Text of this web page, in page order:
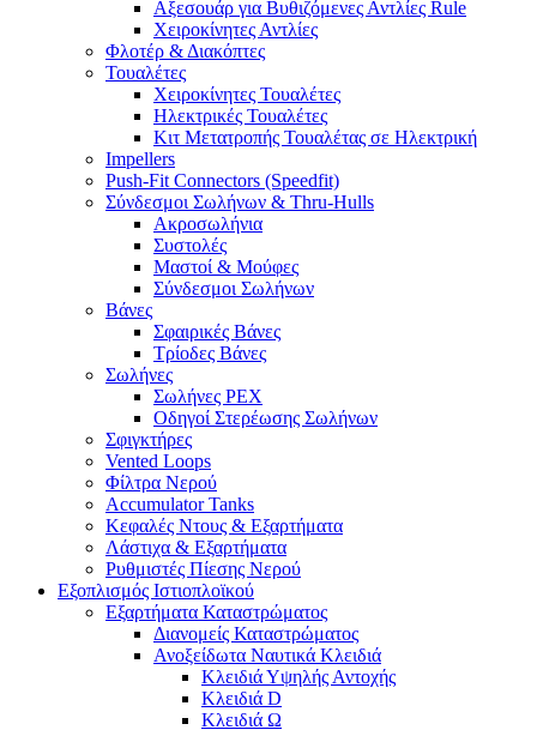
Αξεσουάρ για Βυθιζόμενες Αντλίες Rule
Χειροκίνητες Αντλίες
Φλοτέρ & Διακόπτες
Τουαλέτες
Χειροκίνητες Τουαλέτες
Ηλεκτρικές Τουαλέτες
Κιτ Μετατροπής Τουαλέτας σε Ηλεκτρική
Impellers
Push-Fit Connectors (Speedfit)
Σύνδεσμοι Σωλήνων & Thru-Hulls
Ακροσωλήνια
Συστολές
Μαστοί & Μούφες
Σύνδεσμοι Σωλήνων
Βάνες
Σφαιρικές Βάνες
Τρίοδες Βάνες
Σωλήνες
Σωλήνες PEX
Οδηγοί Στερέωσης Σωλήνων
Σφιγκτήρες
Vented Loops
Φίλτρα Νερού
Accumulator Tanks
Κεφαλές Ντους & Εξαρτήματα
Λάστιχα & Εξαρτήματα
Ρυθμιστές Πίεσης Νερού
Εξοπλισμός Ιστιοπλοϊκού
Εξαρτήματα Καταστρώματος
Διανομείς Καταστρώματος
Ανοξείδωτα Ναυτικά Κλειδιά
Κλειδιά Υψηλής Αντοχής
Κλειδιά D
Κλειδιά Ω